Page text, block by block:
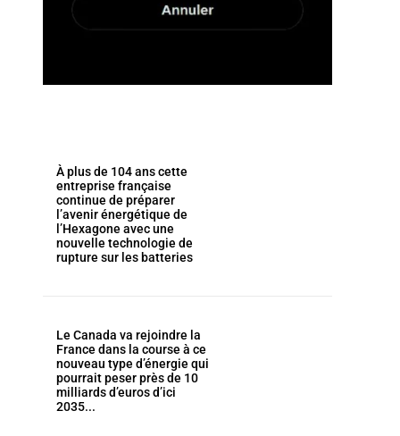
À plus de 104 ans cette
entreprise française
continue de préparer
l’avenir énergétique de
l’Hexagone avec une
nouvelle technologie de
rupture sur les batteries
Le Canada va rejoindre la
France dans la course à ce
nouveau type d’énergie qui
pourrait peser près de 10
milliards d’euros d’ici
2035...